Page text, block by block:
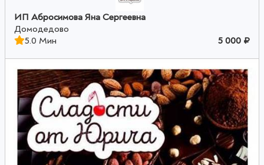
ИП Абросимова Яна Сергеевна
Домодедово
5.0 Мин
5 000 ₽